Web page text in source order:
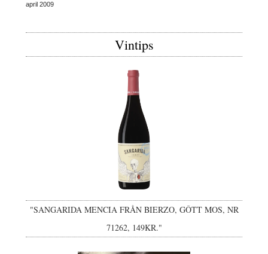
april 2009
Vintips
"SANGARIDA MENCIA FRÅN BIERZO, GÔTT MOS, NR
71262, 149KR."